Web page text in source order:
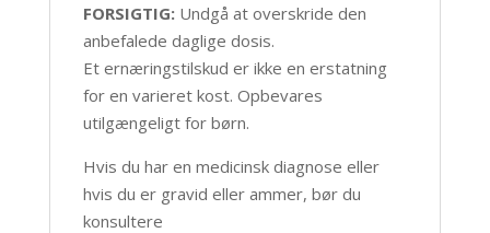
FORSIGTIG:Undgå at overskride den
anbefalede daglige dosis.
Et ernæringstilskud er ikke en erstatning
for en varieret kost. Opbevares
utilgængeligt for børn.
Hvis du har en medicinsk diagnose eller
hvis du er gravid eller ammer, bør du
konsultere